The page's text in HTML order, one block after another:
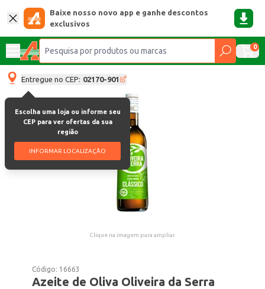
Baixe nosso novo app e ganhe descontos
exclusivos
0
Entregue no CEP: 02170-901
Escolha uma loja ou informe seu
CEP para ver ofertas da sua
região
INFORMAR LOCALIZAÇÃO
Clique na imagem para ampliar.
Código: 16663
Azeite de Oliva Oliveira da Serra